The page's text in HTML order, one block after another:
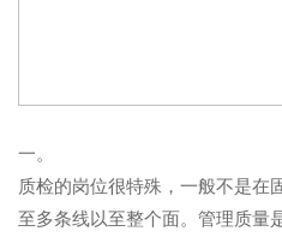
一。
质检的岗位很特殊，一般不是在
至多条线以至整个面。管理质量